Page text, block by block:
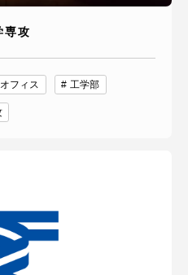
専攻
フィス 工学部